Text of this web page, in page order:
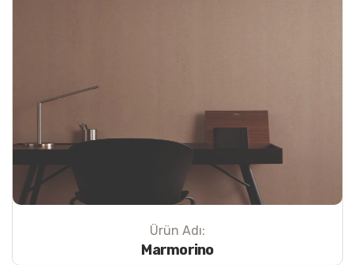
Ürün Adı:
Marmorino